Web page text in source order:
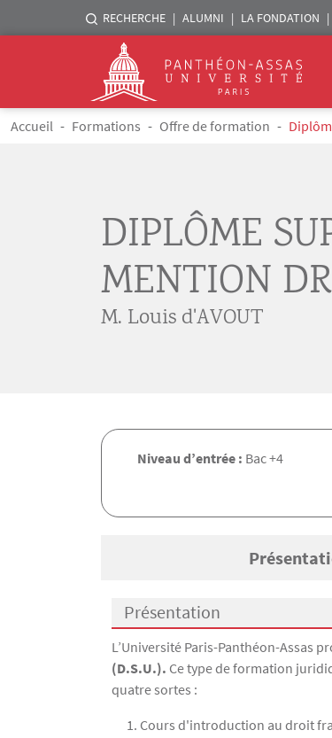
Aller au contenu principal
Menu liste sites Assas
RECHERCHE ALUMNI LA FONDATION
Logo
Fil d'Ariane
Accueil Formations Offre de formation
DIPLÔME
MENTION
M. Louis d'AVOUT
Niveau d’entrée : Bac +4
Présentation
Présentation
L’Université Paris-Panthéon-Assas
(D.S.U.). Ce type de formation
quatre sortes :
Cours d'introduction au droit